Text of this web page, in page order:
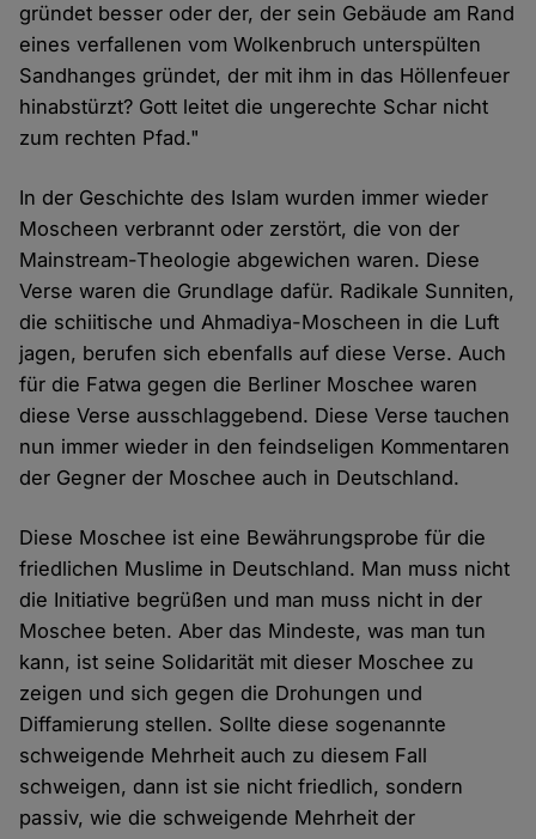
gründet besser oder der, der sein Gebäude am Rand
eines verfallenen vom Wolkenbruch unterspülten
Sandhanges gründet, der mit ihm in das Höllenfeuer
hinabstürzt? Gott leitet die ungerechte Schar nicht
zum rechten Pfad."
In der Geschichte des Islam wurden immer wieder
Moscheen verbrannt oder zerstört, die von der
Mainstream-Theologie abgewichen waren. Diese
Verse waren die Grundlage dafür. Radikale Sunniten,
die schiitische und Ahmadiya-Moscheen in die Luft
jagen, berufen sich ebenfalls auf diese Verse. Auch
für die Fatwa gegen die Berliner Moschee waren
diese Verse ausschlaggebend. Diese Verse tauchen
nun immer wieder in den feindseligen Kommentaren
der Gegner der Moschee auch in Deutschland.
Diese Moschee ist eine Bewährungsprobe für die
friedlichen Muslime in Deutschland. Man muss nicht
die Initiative begrüßen und man muss nicht in der
Moschee beten. Aber das Mindeste, was man tun
kann, ist seine Solidarität mit dieser Moschee zu
zeigen und sich gegen die Drohungen und
Diffamierung stellen. Sollte diese sogenannte
schweigende Mehrheit auch zu diesem Fall
schweigen, dann ist sie nicht friedlich, sondern
passiv, wie die schweigende Mehrheit der